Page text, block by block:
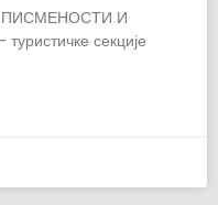
И
секције